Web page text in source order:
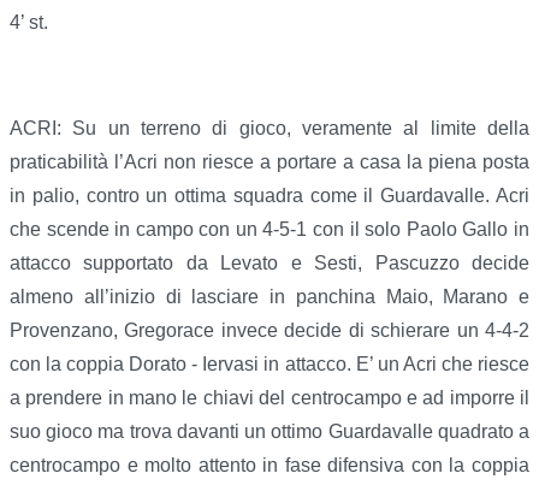
4’ st.
ACRI: Su un terreno di gioco, veramente al limite della
praticabilità l’Acri non riesce a portare a casa la piena posta
in palio, contro un ottima squadra come il Guardavalle. Acri
che scende in campo con un 4-5-1 con il solo Paolo Gallo in
attacco supportato da Levato e Sesti, Pascuzzo decide
almeno all’inizio di lasciare in panchina Maio, Marano e
Provenzano, Gregorace invece decide di schierare un 4-4-2
con la coppia Dorato - Iervasi in attacco. E’ un Acri che riesce
a prendere in mano le chiavi del centrocampo e ad imporre il
suo gioco ma trova davanti un ottimo Guardavalle quadrato a
centrocampo e molto attento in fase difensiva con la coppia